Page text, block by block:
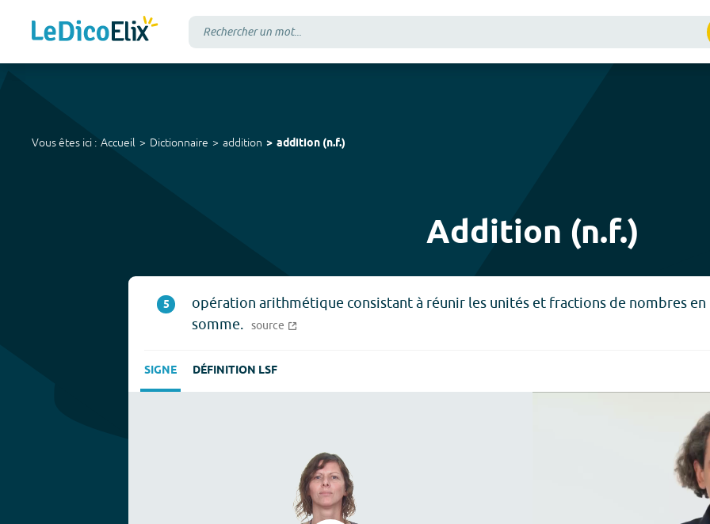
Vous êtes ici : Accueil Dictionnaire addition addition (n.f.)
Addition (n.f.)
5
opération arithmétique consistant à réunir les unités et fractions de nombres en
somme. source
SIGNE DÉFINITION LSF